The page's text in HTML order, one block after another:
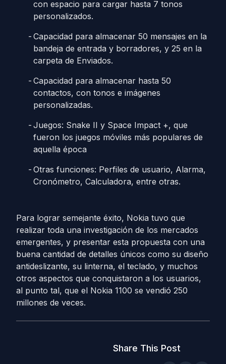
con espacio para cargar hasta 7 tonos
personalizados.
Capacidad para almacenar 50 mensajes en la
bandeja de entrada y borradores, y 25 en la
carpeta de Enviados.
Capacidad para almacenar hasta 50
contactos, con tonos e imágenes
personalizadas.
Juegos: Snake II y Space Impact +, que
fueron los juegos móviles más populares de
aquella época
Otras funciones: Perfiles de usuario, Alarma,
Cronómetro, Calculadora, entre otras.
Para lograr semejante éxito, Nokia tuvo que
realizar toda una investigación de los mercados
emergentes, y presentar esta propuesta con una
buena cantidad de detalles únicos como su diseño
antideslizante, su linterna, el teclado, y muchos
otros aspectos que conquistaron a los usuarios,
al punto tal, que el Nokia 1100 se vendió 250
millones de veces.
Share This Post